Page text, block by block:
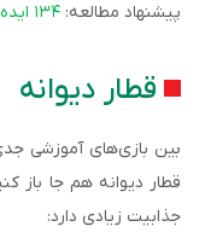
پیشنهاد مطالعه: ۱۳۴ ایده خلاقانه اسم کلاس‌های مدرسه ابتدایی
قطار دیوانه
بین بازی‌های آموزشی
قطار دیوانه هم جا باز
جذابیت زیادی دارد: